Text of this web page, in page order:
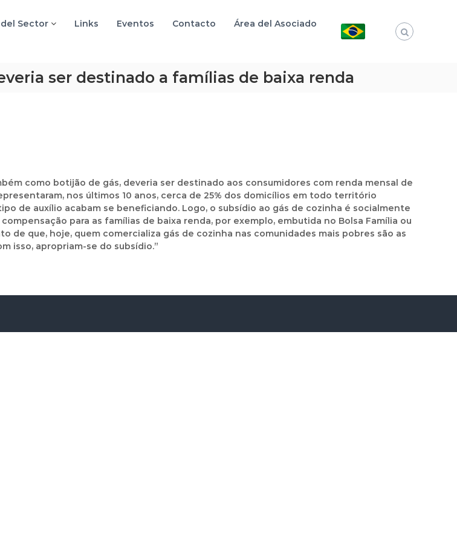
Sector Links Eventos Contacto Área del Asociado
ser destinado a famílias de baixa renda
como botijão de gás, deveria ser destinado aos consumidores com renda mensal de
nos últimos 10 anos, cerca de 25% dos domicílios em todo território
de auxílio acabam se beneficiando. Logo, o subsídio ao gás de cozinha é socialmente
para as famílias de baixa renda, por exemplo, embutida no Bolsa Família ou
de que, hoje, quem comercializa gás de cozinha nas comunidades mais pobres são as
isso, apropriam-se do subsídio.”